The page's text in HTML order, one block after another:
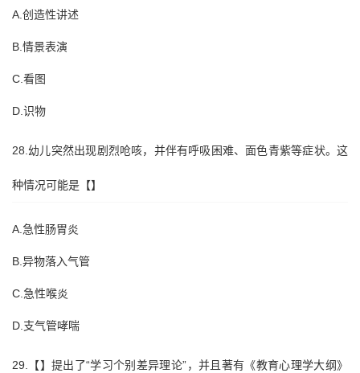
A.创造性讲述
B.情景表演
C.看图
D.识物
28.幼儿突然出现剧烈呛咳，并伴有呼吸困难、面色青紫等症状。这
种情况可能是【】
A.急性肠胃炎
B.异物落入气管
C.急性喉炎
D.支气管哮喘
29.【】提出了“学习个别差异理论”，并且著有《教育心理学大纲》